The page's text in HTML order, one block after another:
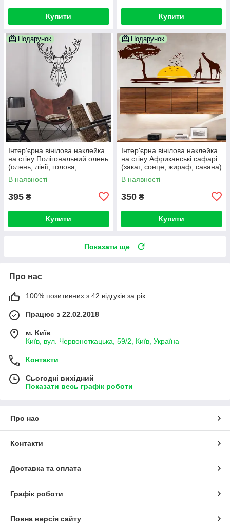
Купити Купити
Подарунок
Інтер'єрна вінілова наклейка
на стіну Полігональний олень
(олень, лінії, голова,
самоклейка)
В наявності
395 ₴
Купити
Подарунок
Інтер'єрна вінілова наклейка
на стіну Африканські сафарі
(закат, сонце, жираф, савана)
В наявності
350 ₴
Купити
Показати ще
Про нас
100% позитивних з 42 відгуків за рік
Працює з 22.02.2018
м. Київ
Київ, вул. Червоноткацька, 59/2, Київ, Україна
Контакти
Сьогодні вихідний
Показати весь графік роботи
Про нас
Контакти
Доставка та оплата
Графік роботи
Повна версія сайту